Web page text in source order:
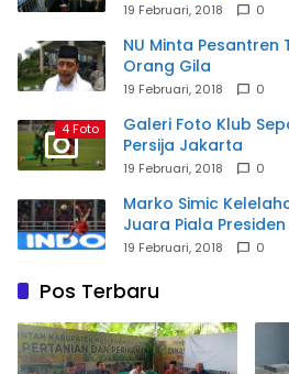
19 Februari, 2018 0
NU Minta
Orang Gila
19 Februari, 2018 0
4 Foto
Galeri Foto Klub
Persija Jakarta
19 Februari, 2018 0
Marko Simic
Juara Piala Presiden
19 Februari, 2018 0
Pos Terbaru